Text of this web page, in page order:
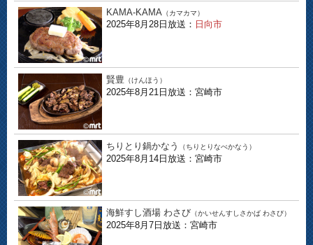
KAMA-KAMA （カマカマ）
2025年8月28日放送： 日向市
賢豊 （けんほう）
2025年8月21日放送：宮崎市
ちりとり鍋かなう （ちりとりなべかなう）
2025年8月14日放送：宮崎市
海鮮すし酒場 わさび （かいせんすしさかば わさび）
2025年8月7日放送：宮崎市